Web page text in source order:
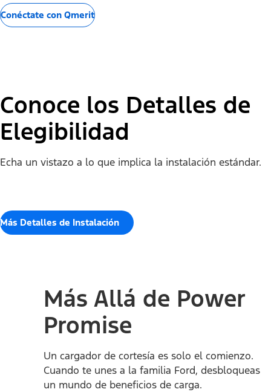
Conéctate con Qmerit
Conoce los Detalles de
Elegibilidad
Echa un vistazo a lo que implica la instalación estándar.
Más Detalles de Instalación
Más Allá de Power
Promise
Un cargador de cortesía es solo el comienzo.
Cuando te unes a la familia Ford, desbloqueas
un mundo de beneficios de carga.